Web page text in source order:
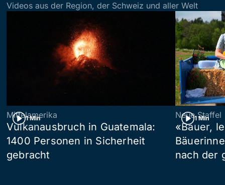
Videos aus der Region, der Schweiz und aller Welt
1 Min
Mittelamerika
Vulkanausbruch in Guatemala:
1400 Personen in Sicherheit
gebracht
1 Min
Neue Staffel
«Bauer,
nach der